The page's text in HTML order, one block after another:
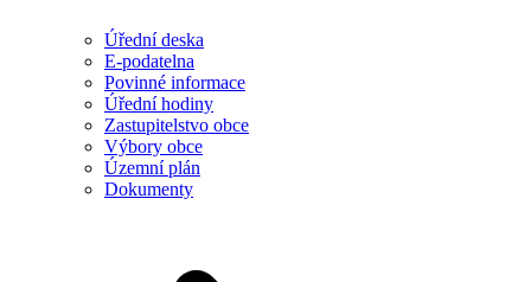
Úřední deska
E-podatelna
Povinné informace
Úřední hodiny
Zastupitelstvo obce
Výbory obce
Územní plán
Dokumenty